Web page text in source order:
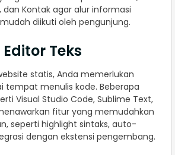
dan Kontak agar alur informasi
diikuti oleh pengunjung.
Teks
statis, Anda memerlukan
tempat menulis kode. Beberapa
Visual Studio Code, Sublime Text,
fitur yang memudahkan
seperti highlight sintaks, auto-
dengan ekstensi pengembang.